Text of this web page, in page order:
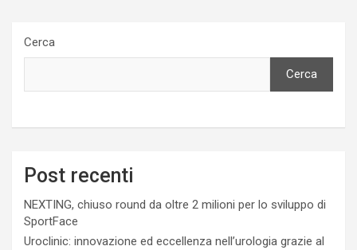
Cerca
Cerca
Post recenti
NEXTING, chiuso round da oltre 2 milioni per lo sviluppo di
SportFace
Uroclinic: innovazione ed eccellenza nell’urologia grazie al